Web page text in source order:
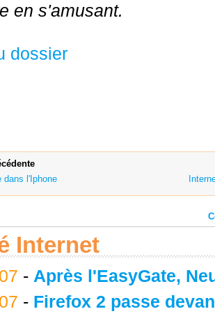
en s'amusant.
dossier
dans l'Iphone
Internet
- Après l'EasyGate,
- Firefox 2 passe